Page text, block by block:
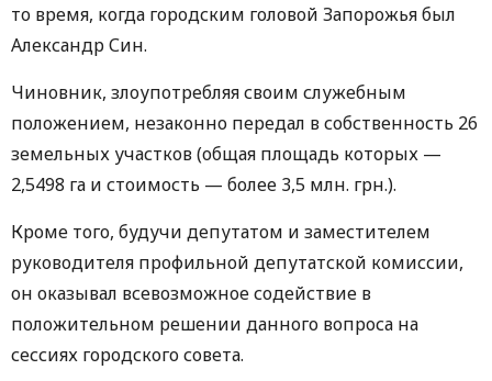
то время, когда городским головой Запорожья был
Александр Син.
Чиновник, злоупотребляя своим служебным
положением, незаконно передал в собственность 26
земельных участков (общая площадь которых —
2,5498 га и стоимость — более 3,5 млн. грн.).
Кроме того, будучи депутатом и заместителем
руководителя профильной депутатской комиссии,
он оказывал всевозможное содействие в
положительном решении данного вопроса на
сессиях городского совета.